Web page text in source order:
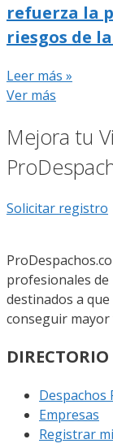
refuerza la
riesgos de
Leer más »
Ver más
Mejora tu
Solicitar registro
profesionales de
destinados a
conseguir
DIRECTORIO
Despachos
Empresas
Registrar